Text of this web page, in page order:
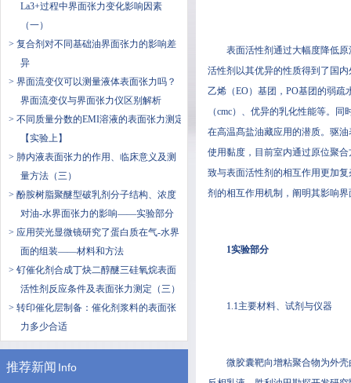
La3+过程中界面张力变化影响因素
（一）
> 复合剂对不同基础油界面张力的影响差
异
> ​界面流变仪可以测量液体表面张力吗？
界面流变仪与界面张力仪区别解析
> 不同质量分数的EMI溶液的表面张力测定
【实验上】
> 肺内液表面张力的作用、临床意义及测
量方法（三）
> 酚胺树脂聚醚型破乳剂分子结构、浓度
对油-水界面张力的影响——实验部分
> 应用荧光显微镜研究了蛋白质在气-水界
面的组装——材料和方法
> 钌催化剂合成丁炔二醇醚三硅氧烷表面
活性剂反应条件及表面张力测定（三）
> 转印催化层制备：催化剂浆料的表面张
力多少合适
推荐新闻 Info
表面活性剂通过大幅度降低原油
活性剂以其优异的性质得到了国内
乙烯（EO）基团，PO基团的
（cmc）、优异的乳化性能等
在高温髙盐油藏应用的潜质。
使用黏度，目前室内通过原位聚合
致与表面活性剂的相互作用更加复
剂的相互作用机制，阐明其影响
1实验部分
1.1主要材料、试剂与仪器
微胶囊靶向增粘聚合物为外壳